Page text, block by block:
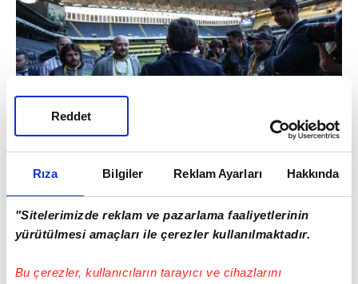
Rıza Bilgiler Reklam Ayarları Hakkında
"Sitelerimizde reklam ve pazarlama faaliyetlerinin
yürütülmesi amaçları ile çerezler kullanılmaktadır.
Bu çerezler, kullanıcıların tarayıcı ve cihazlarını
Reddet